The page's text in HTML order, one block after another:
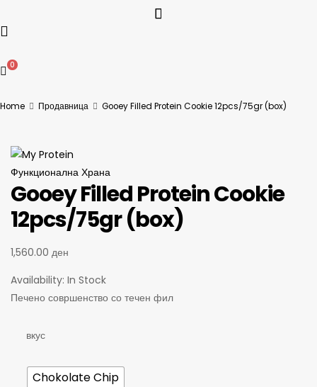
0
Home Продавница Gooey Filled Protein Cookie 12pcs/75gr (box)
Функционална Храна
Gooey Filled Protein Cookie
12pcs/75gr (box)
1,560.00 ден
Availability: In Stock
Печено совршенство со течен фил
вкус
Chokolate Chip